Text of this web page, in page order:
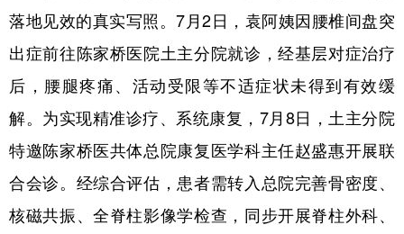
落地见效的真实写照。7月2日，袁阿姨因腰椎间盘突
出症前往陈家桥医院土主分院就诊，经基层对症治疗
后，腰腿疼痛、活动受限等不适症状未得到有效缓
解。为实现精准诊疗、系统康复，7月8日，土主分院
特邀陈家桥医共体总院康复医学科主任赵盛惠开展联
合会诊。经综合评估，患者需转入总院完善骨密度、
核磁共振、全脊柱影像学检查，同步开展脊柱外科、